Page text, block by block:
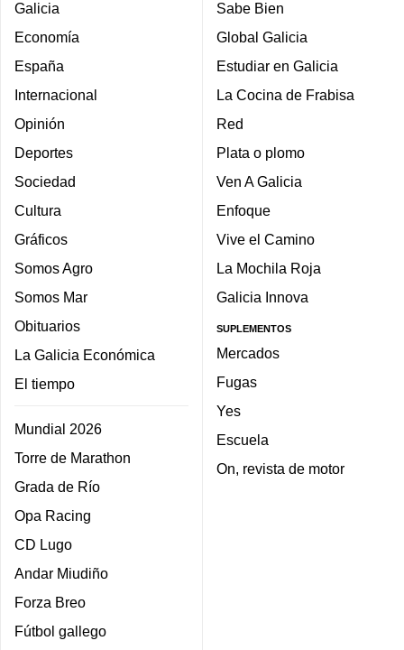
Galicia
Economía
España
Internacional
Opinión
Deportes
Sociedad
Cultura
Gráficos
Somos Agro
Somos Mar
Obituarios
La Galicia Económica
El tiempo
Mundial 2026
Torre de Marathon
Grada de Río
Opa Racing
CD Lugo
Andar Miudiño
Forza Breo
Fútbol gallego
Sabe Bien
Global Galicia
Estudiar en Galicia
La Cocina de Frabisa
Red
Plata o plomo
Ven A Galicia
Enfoque
Vive el Camino
La Mochila Roja
Galicia Innova
SUPLEMENTOS
Mercados
Fugas
Yes
Escuela
On, revista de motor